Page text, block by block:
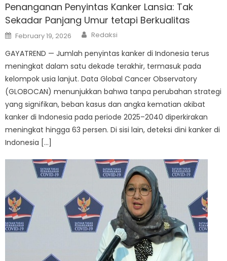
Penanganan Penyintas Kanker Lansia: Tak
Sekadar Panjang Umur tetapi Berkualitas
Posted
on
February 19, 2026 Author
Redaksi
GAYATREND — Jumlah penyintas kanker di Indonesia terus
meningkat dalam satu dekade terakhir, termasuk pada
kelompok usia lanjut. Data Global Cancer Observatory
(GLOBOCAN) menunjukkan bahwa tanpa perubahan strategi
yang signifikan, beban kasus dan angka kematian akibat
kanker di Indonesia pada periode 2025–2040 diperkirakan
meningkat hingga 63 persen. Di sisi lain, deteksi dini kanker di
Indonesia […]